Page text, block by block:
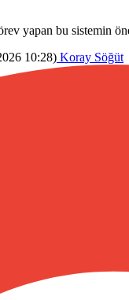
yapan bu sistemin
10:28) Koray Söğüt